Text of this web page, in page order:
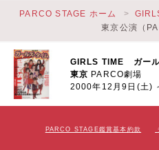
GIRLS TIME ガー
東京 PARCO劇場
2000年12月9日(土)
PARCO STAGE ホーム
東京公演（
PARCO STAGE鑑賞基本約款